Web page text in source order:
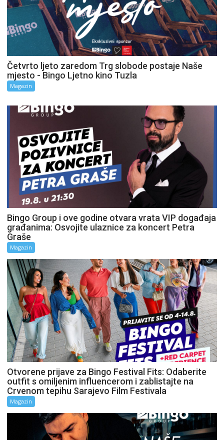
Četvrto ljeto zaredom Trg slobode postaje Naše
mjesto - Bingo Ljetno kino Tuzla
Magazin
Bingo Group i ove godine otvara vrata VIP događaja
građanima: Osvojite ulaznice za koncert Petra
Graše
Magazin
Otvorene prijave za Bingo Festival Fits: Odaberite
outfit s omiljenim influencerom i zablistajte na
Crvenom tepihu Sarajevo Film Festivala
Magazin